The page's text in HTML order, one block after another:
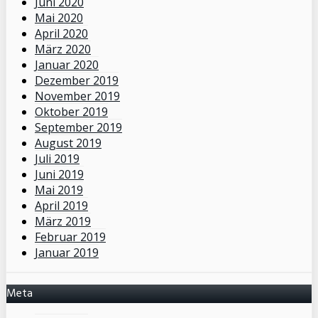
Mai 2020
April 2020
März 2020
Januar 2020
Dezember 2019
November 2019
Oktober 2019
September 2019
August 2019
Juli 2019
Juni 2019
Mai 2019
April 2019
März 2019
Februar 2019
Januar 2019
Meta